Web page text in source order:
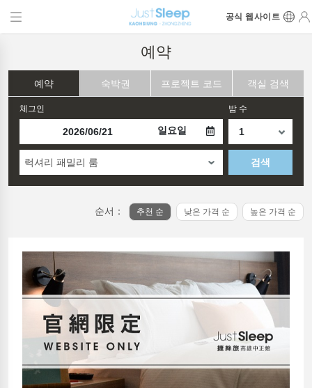
공식 웹사이트
예약
예약 숙박권 프로젝트 코드 객실 검색
체그인
일요일
밤 수
럭셔리 패밀리 룸 검색
순서： 추천 순 낮은 가격 순 높은 가격 순